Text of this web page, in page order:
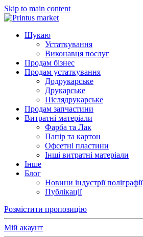
Skip to main content
Шукаю
Устаткування
Виконавця послуг
Продам бізнес
Продам устаткування
Додрукарське
Друкарське
Післядрукарське
Продам запчастини
Витратні матеріали
Фарба та Лак
Папір та картон
Офсетні пластини
Інші витратні матеріали
Інше
Блог
Новини індустрії поліграфії
Публікації
Розмістити пропозицію
Мій акаунт